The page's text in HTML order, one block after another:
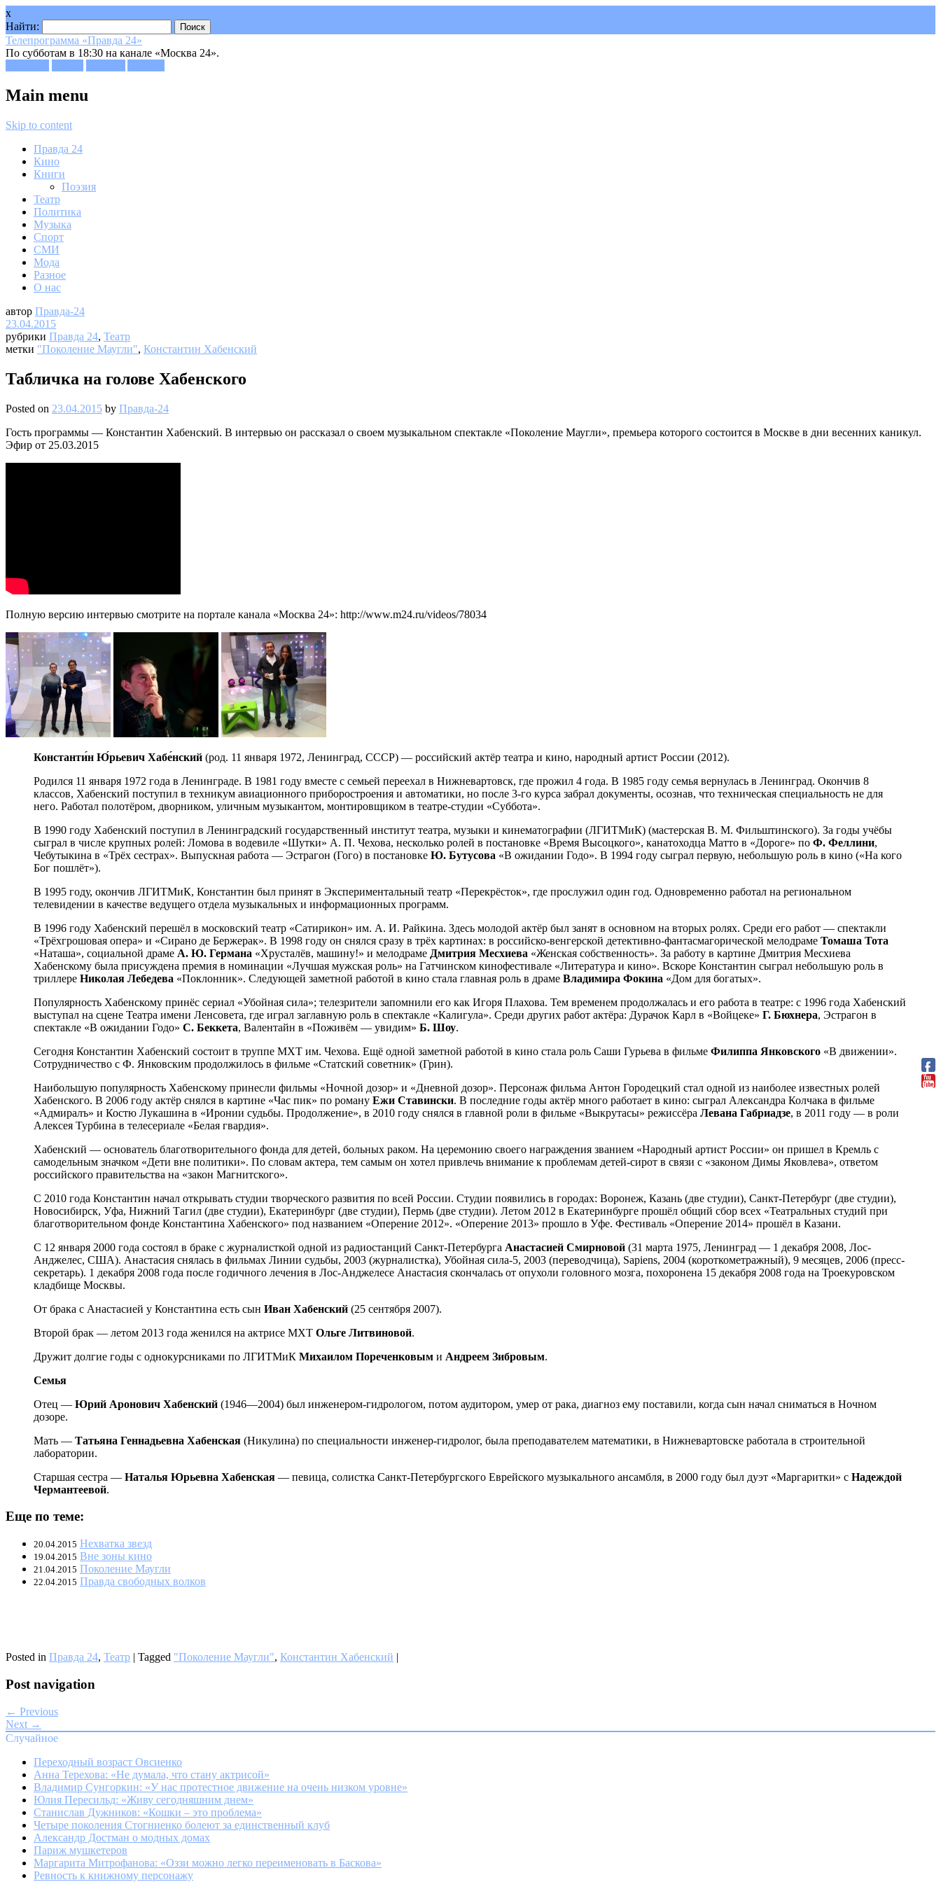
x
Найти:
Телепрограмма «Правда 24»
По субботам в 18:30 на канале «Москва 24».
Main menu
Skip to content
Правда 24
Кино
Книги
Поэзия
Театр
Политика
Музыка
Спорт
СМИ
Мода
Разное
О нас
автор Правда-24
23.04.2015
рубрики Правда 24, Театр
метки "Поколение Маугли", Константин Хабенский
Табличка на голове Хабенского
Posted on 23.04.2015 by Правда-24
Гость программы — Константин Хабенский. В интервью он рассказал о своем музыкальном спектакле «Поколение Маугли», премьера которого состоится в Москве в дни весенних каникул.
Эфир от 25.03.2015
Полную версию интервью смотрите на портале канала «Москва 24»: http://www.m24.ru/videos/78034
Константи́н Ю́рьевич Хабе́нский (род. 11 января 1972, Ленинград, СССР) — российский актёр театра и кино, народный артист России (2012).
Родился 11 января 1972 года в Ленинграде. В 1981 году вместе с семьей переехал в Нижневартовск, где прожил 4 года. В 1985 году семья вернулась в Ленинград. Окончив 8
классов, Хабенский поступил в техникум авиационного приборостроения и автоматики, но после 3-го курса забрал документы, осознав, что техническая специальность не для
него. Работал полотёром, дворником, уличным музыкантом, монтировщиком в театре-студии «Суббота».
В 1990 году Хабенский поступил в Ленинградский государственный институт театра, музыки и кинематографии (ЛГИТМиК) (мастерская В. М. Фильштинского). За годы учёбы
сыграл в числе крупных ролей: Ломова в водевиле «Шутки» А. П. Чехова, несколько ролей в постановке «Время Высоцкого», канатоходца Матто в «Дороге» по Ф. Феллини,
Чебутыкина в «Трёх сестрах». Выпускная работа — Эстрагон (Гого) в постановке Ю. Бутусова «В ожидании Годо». В 1994 году сыграл первую, небольшую роль в кино («На кого
Бог пошлёт»).
В 1995 году, окончив ЛГИТМиК, Константин был принят в Экспериментальный театр «Перекрёсток», где прослужил один год. Одновременно работал на региональном
телевидении в качестве ведущего отдела музыкальных и информационных программ.
В 1996 году Хабенский перешёл в московский театр «Сатирикон» им. А. И. Райкина. Здесь молодой актёр был занят в основном на вторых ролях. Среди его работ — спектакли
«Трёхгрошовая опера» и «Сирано де Бержерак». В 1998 году он снялся сразу в трёх картинах: в российско-венгерской детективно-фантасмагорической мелодраме Томаша Тота
«Наташа», социальной драме А. Ю. Германа «Хрусталёв, машину!» и мелодраме Дмитрия Месхиева «Женская собственность». За работу в картине Дмитрия Месхиева
Хабенскому была присуждена премия в номинации «Лучшая мужская роль» на Гатчинском кинофестивале «Литература и кино». Вскоре Константин сыграл небольшую роль в
триллере Николая Лебедева «Поклонник». Следующей заметной работой в кино стала главная роль в драме Владимира Фокина «Дом для богатых».
Популярность Хабенскому принёс сериал «Убойная сила»; телезрители запомнили его как Игоря Плахова. Тем временем продолжалась и его работа в театре: с 1996 года Хабенский
выступал на сцене Театра имени Ленсовета, где играл заглавную роль в спектакле «Калигула». Среди других работ актёра: Дурачок Карл в «Войцеке» Г. Бюхнера, Эстрагон в
спектакле «В ожидании Годо» С. Беккета, Валентайн в «Поживём — увидим» Б. Шоу.
Сегодня Константин Хабенский состоит в труппе МХТ им. Чехова. Ещё одной заметной работой в кино стала роль Саши Гурьева в фильме Филиппа Янковского «В движении».
Сотрудничество с Ф. Янковским продолжилось в фильме «Статский советник» (Грин).
Наибольшую популярность Хабенскому принесли фильмы «Ночной дозор» и «Дневной дозор». Персонаж фильма Антон Городецкий стал одной из наиболее известных ролей
Хабенского. В 2006 году актёр снялся в картине «Час пик» по роману Ежи Ставински. В последние годы актёр много работает в кино: сыграл Александра Колчака в фильме
«Адмиралъ» и Костю Лукашина в «Иронии судьбы. Продолжение», в 2010 году снялся в главной роли в фильме «Выкрутасы» режиссёра Левана Габриадзе, в 2011 году — в роли
Алексея Турбина в телесериале «Белая гвардия».
Хабенский — основатель благотворительного фонда для детей, больных раком. На церемонию своего награждения званием «Народный артист России» он пришел в Кремль с
самодельным значком «Дети вне политики». По словам актера, тем самым он хотел привлечь внимание к проблемам детей-сирот в связи с «законом Димы Яковлева», ответом
российского правительства на «закон Магнитского».
С 2010 года Константин начал открывать студии творческого развития по всей России. Студии появились в городах: Воронеж, Казань (две студии), Санкт-Петербург (две студии),
Новосибирск, Уфа, Нижний Тагил (две студии), Екатеринбург (две студии), Пермь (две студии). Летом 2012 в Екатеринбурге прошёл общий сбор всех «Театральных студий при
благотворительном фонде Константина Хабенского» под названием «Оперение 2012». «Оперение 2013» прошло в Уфе. Фестиваль «Оперение 2014» прошёл в Казани.
С 12 января 2000 года состоял в браке с журналисткой одной из радиостанций Санкт-Петербурга Анастасией Смирновой (31 марта 1975, Ленинград — 1 декабря 2008, Лос-
Анджелес, США). Анастасия снялась в фильмах Линии судьбы, 2003 (журналистка), Убойная сила-5, 2003 (переводчица), Sapiens, 2004 (короткометражный), 9 месяцев, 2006 (пресс-
секретарь). 1 декабря 2008 года после годичного лечения в Лос-Анджелесе Анастасия скончалась от опухоли головного мозга, похоронена 15 декабря 2008 года на Троекуровском
кладбище Москвы.
От брака с Анастасией у Константина есть сын Иван Хабенский (25 сентября 2007).
Второй брак — летом 2013 года женился на актрисе МХТ Ольге Литвиновой.
Дружит долгие годы с однокурсниками по ЛГИТМиК Михаилом Пореченковым и Андреем Зибровым.
Семья
Отец — Юрий Аронович Хабенский (1946—2004) был инженером-гидрологом, потом аудитором, умер от рака, диагноз ему поставили, когда сын начал сниматься в Ночном
дозоре.
Мать — Татьяна Геннадьевна Хабенская (Никулина) по специальности инженер-гидролог, была преподавателем математики, в Нижневартовске работала в строительной
лаборатории.
Старшая сестра — Наталья Юрьевна Хабенская — певица, солистка Санкт-Петербургского Еврейского музыкального ансамбля, в 2000 году был дуэт «Маргаритки» с Надеждой
Чермантеевой.
Еще по теме:
20.04.2015 Нехватка звезд
19.04.2015 Вне зоны кино
21.04.2015 Поколение Маугли
22.04.2015 Правда свободных волков
Posted in Правда 24, Театр | Tagged "Поколение Маугли", Константин Хабенский |
Post navigation
← Previous
Next →
Случайное
Переходный возраст Овсиенко
Анна Терехова: «Не думала, что стану актрисой»
Владимир Сунгоркин: «У нас протестное движение на очень низком уровне»
Юлия Пересильд: «Живу сегодняшним днем»
Станислав Дужников: «Кошки – это проблема»
Четыре поколения Стогниенко болеют за единственный клуб
Александр Достман о модных домах
Париж мушкетеров
Маргарита Митрофанова: «Оззи можно легко переименовать в Баскова»
Ревность к книжному персонажу